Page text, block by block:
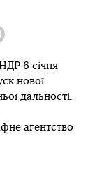
6 січня
нової
дальності.
агентство